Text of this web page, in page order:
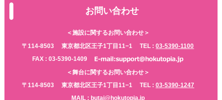
お問い合わせ
＜施設に関するお問い合わせ＞
〒114-8503
東京都北区王子1丁目11−1 TEL :03-5390-1100
FAX : 03-5390-1409
＜舞台に関するお問い合わせ＞
〒114-8503
東京都北区王子1丁目11−1 TEL : 03-5390-1247
MAIL : butai@hokutopia.jp